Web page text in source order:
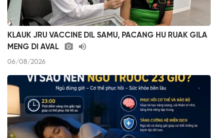
KLAUK JRU VACCINE DIL SAMU, PACANG HU RUAK GILA
MENG DI AVAL
06/08/2026